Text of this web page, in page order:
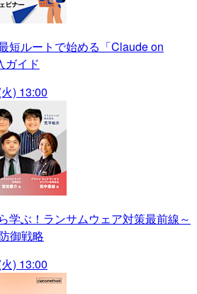
短ルートで始める「Claude on
ガイド
) 13:00
学ぶ！ランサムウェア対策最前線～
御戦略
) 13:00